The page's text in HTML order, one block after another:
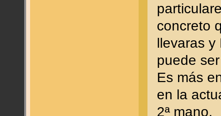
concreto
llevaras
puede
Es más
en la
2ª mano.